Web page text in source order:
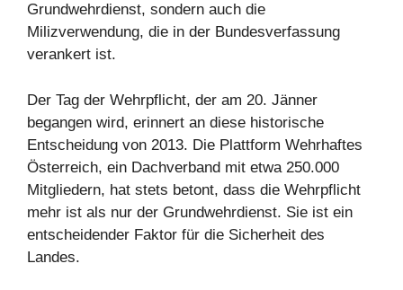
Grundwehrdienst, sondern auch die
Milizverwendung, die in der Bundesverfassung
verankert ist.
Der Tag der Wehrpflicht, der am 20. Jänner
begangen wird, erinnert an diese historische
Entscheidung von 2013. Die Plattform Wehrhaftes
Österreich, ein Dachverband mit etwa 250.000
Mitgliedern, hat stets betont, dass die Wehrpflicht
mehr ist als nur der Grundwehrdienst. Sie ist ein
entscheidender Faktor für die Sicherheit des
Landes.